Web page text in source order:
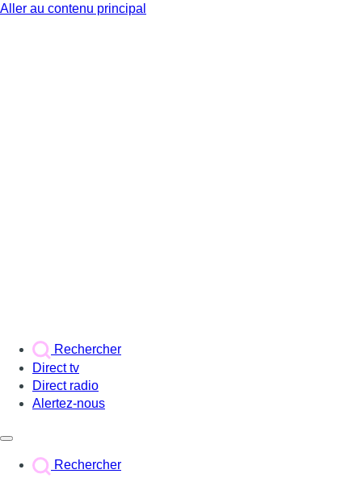
Aller au contenu principal
Rechercher
Direct tv
Direct radio
Alertez-nous
Rechercher